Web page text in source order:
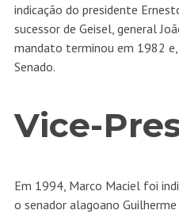
indicação do presidente
sucessor de Geisel, general
mandato terminou em 1982
Senado.
Vice-
Em 1994, Marco Maciel foi
o senador alagoano